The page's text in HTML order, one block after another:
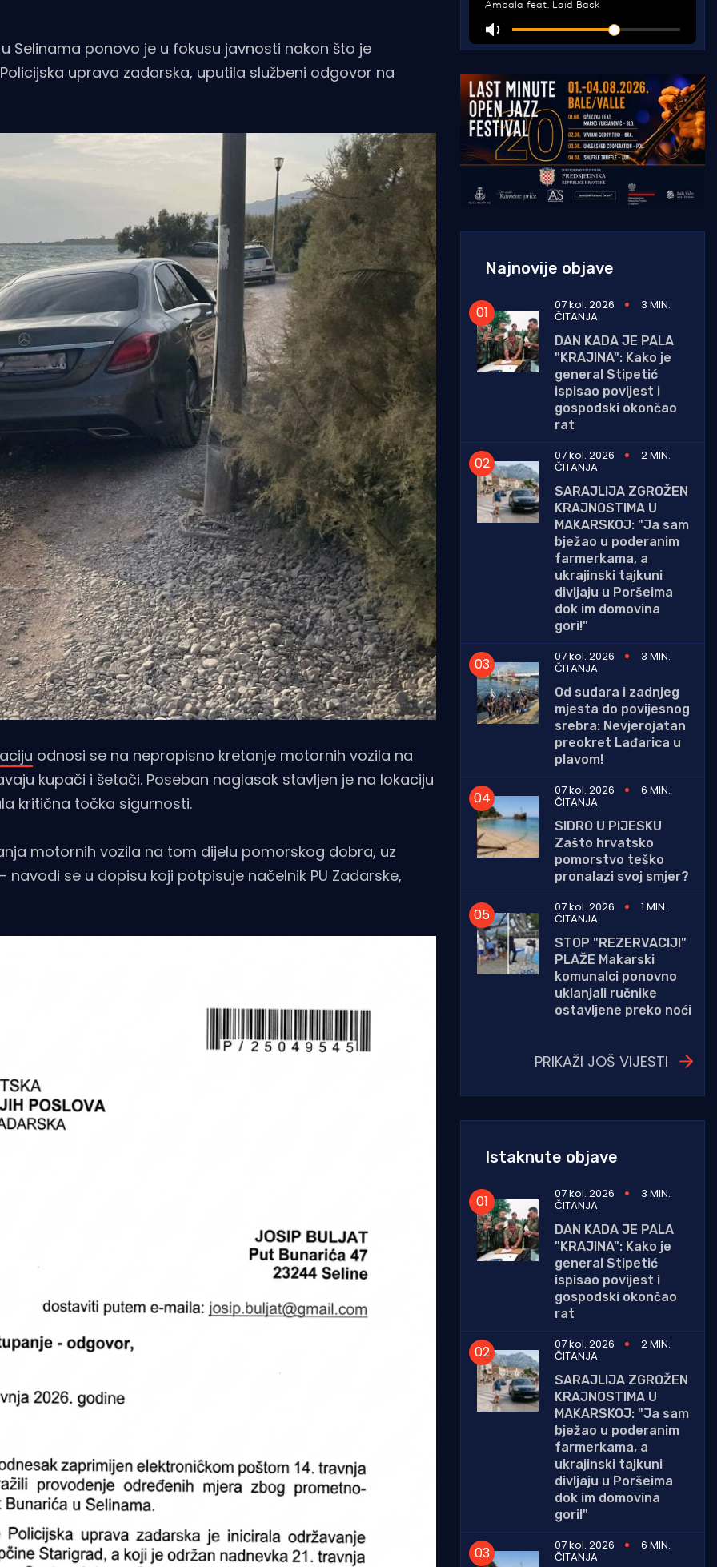
Selinama ponovo je u fokusu javnosti nakon što je
uprava zadarska, uputila službeni odgovor na
odnosi se na nepropisno kretanje motornih vozila na
kupači i šetači. Poseban naglasak stavljen je na lokaciju
kritična točka sigurnosti.
motornih vozila na tom dijelu pomorskog dobra, uz
se u dopisu koji potpisuje načelnik PU Zadarske,
Najnovije objave
07 kol. 2026 3 MIN.
ČITANJA
DAN KADA JE PALA
"KRAJINA": Kako je
general Stipetić
ispisao povijest i
gospodski okončao
rat
07 kol. 2026
2 MIN.
ČITANJA
SARAJLIJA ZGROŽEN
KRAJNOSTIMA U
MAKARSKOJ: "Ja sam
bježao u poderanim
farmerkama, a
ukrajinski tajkuni
divljaju u Poršeima
dok im domovina
gori!"
07 kol. 2026
3 MIN.
ČITANJA
Od sudara i zadnjeg
mjesta do povijesnog
srebra: Nevjerojatan
preokret Lađarica u
plavom!
07 kol. 2026
6 MIN.
ČITANJA
SIDRO U PIJESKU
Zašto hrvatsko
pomorstvo teško
pronalazi svoj smjer?
07 kol. 2026
1 MIN.
ČITANJA
STOP "REZERVACIJI"
PLAŽE Makarski
komunalci ponovno
uklanjali ručnike
ostavljene preko noći
PRIKAŽI JOŠ VIJESTI
Istaknute objave
07 kol. 2026 3 MIN.
ČITANJA
DAN KADA JE PALA
"KRAJINA": Kako je
general Stipetić
ispisao povijest i
gospodski okončao
rat
07 kol. 2026
2 MIN.
ČITANJA
SARAJLIJA ZGROŽEN
KRAJNOSTIMA U
MAKARSKOJ: "Ja sam
bježao u poderanim
farmerkama, a
ukrajinski tajkuni
divljaju u Poršeima
dok im domovina
gori!"
07 kol. 2026
6 MIN.
ČITANJA